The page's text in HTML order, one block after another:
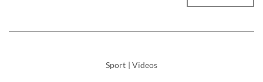
Sport | Videos